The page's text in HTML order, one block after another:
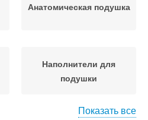
Анатомическая подушка
Наполнители для
подушки
Показать все